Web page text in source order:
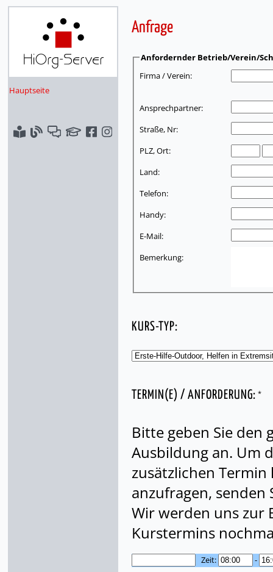
Hauptseite
Anfrage
Anfordernder Betrieb/Verein/
Firma / Verein:
Ansprechpartner:
Straße, Nr:
PLZ, Ort:
Land:
Telefon:
Handy:
E-Mail:
Bemerkung:
KURS-TYP:
TERMIN(E) / ANFORDERUNG: *
Bitte geben Sie den
Ausbildung an. Um
zusätzlichen
anzufragen, senden
Wir werden uns zur
Kurstermins
Zeit:
-